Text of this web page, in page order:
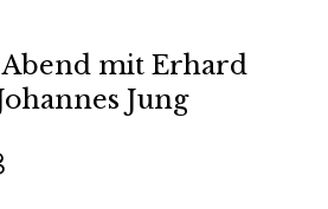
mit Erhard
Jung